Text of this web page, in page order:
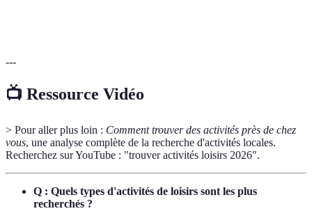
---
📺 Ressource Vidéo
> Pour aller plus loin : Comment trouver des activités près de chez
vous, une analyse complète de la recherche d'activités locales.
Recherchez sur YouTube : "trouver activités loisirs 2026".
Q : Quels types d'activités de loisirs sont les plus
recherchés ?